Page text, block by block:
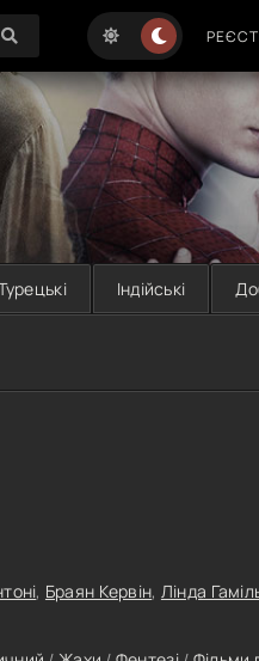
Індійські
, Браян Кервін, Лінда